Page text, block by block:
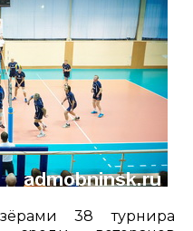
38 турнира